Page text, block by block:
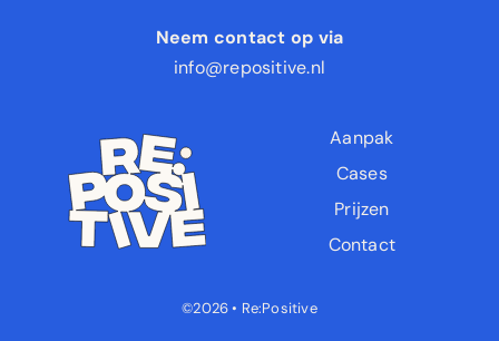
Neem contact op via
info@repositive.nl
Aanpak
Cases
Prijzen
Contact
©2026 • Re:Positive